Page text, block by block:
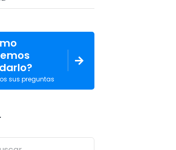
sus preguntas